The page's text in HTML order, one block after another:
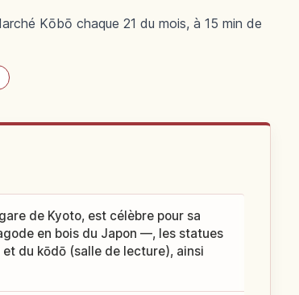
Kōbō chaque 21 du mois, à 15 min de
de Kyoto, est célèbre pour sa
en bois du Japon —, les statues
du kōdō (salle de lecture), ainsi